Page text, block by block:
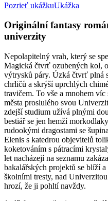
Pozrieť ukážkuUkážka
Originální fantasy
univerzity
Nepolapitelný vrah, který se
Magická čtvrť ozubených kol,
výtrysků páry. Úzká čtvrť plná
chrličů a skrýší uprchlých
travičem. To vše a mnohem
města proslulého svou
zdejší studium užívá plnými
bestiář se jen hemží
rudookými dragostami se
Elenis s katedrou objevitelů
koketováním s pátracími
let nacházejí na seznamu
bakalářských projektů se blíží
školními tresty, nad
hrozí, že ji pohltí navždy.